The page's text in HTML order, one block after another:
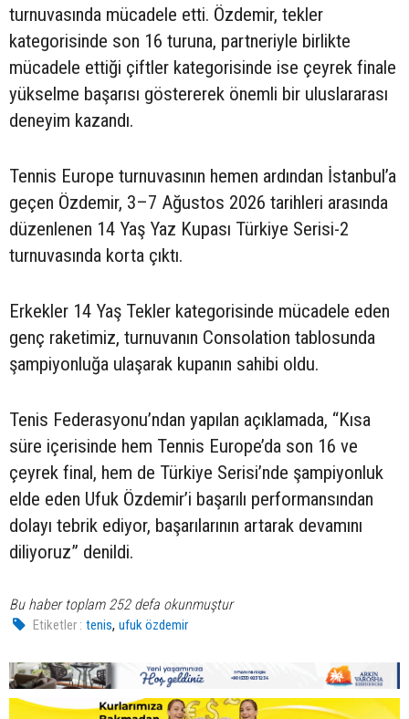
turnuvasında mücadele etti. Özdemir, tekler
kategorisinde son 16 turuna, partneriyle birlikte
mücadele ettiği çiftler kategorisinde ise çeyrek finale
yükselme başarısı göstererek önemli bir uluslararası
deneyim kazandı.
Tennis Europe turnuvasının hemen ardından İstanbul’a
geçen Özdemir, 3–7 Ağustos 2026 tarihleri arasında
düzenlenen 14 Yaş Yaz Kupası Türkiye Serisi-2
turnuvasında korta çıktı.
Erkekler 14 Yaş Tekler kategorisinde mücadele eden
genç raketimiz, turnuvanın Consolation tablosunda
şampiyonluğa ulaşarak kupanın sahibi oldu.
Tenis Federasyonu’ndan yapılan açıklamada, “Kısa
süre içerisinde hem Tennis Europe’da son 16 ve
çeyrek final, hem de Türkiye Serisi’nde şampiyonluk
elde eden Ufuk Özdemir’i başarılı performansından
dolayı tebrik ediyor, başarılarının artarak devamını
diliyoruz” denildi.
Bu haber toplam 252 defa okunmuştur
Etiketler : tenis,ufuk özdemir